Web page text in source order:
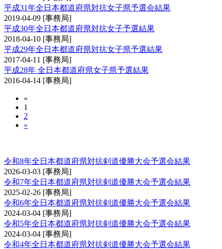
平成31年全日本都道府県対抗女子県予選会結果
2019-04-09 [事務局]
平成30年全日本都道府県対抗女子予選結果
2018-04-10 [事務局]
平成29年全日本都道府県対抗女子県予選結果
2017-04-11 [事務局]
平成28年 全日本都道府県女子県予選結果
2016-04-14 [事務局]
«
1
2
»
令和8年全日本都道府県対抗剣道優勝大会予選会結果
2026-03-03 [事務局]
令和7年全日本都道府県対抗剣道優勝大会予選会結果
2025-02-26 [事務局]
令和6年全日本都道府県対抗剣道優勝大会予選会結果
2024-03-04 [事務局]
令和5年全日本都道府県対抗剣道優勝大会予選会結果
2024-03-04 [事務局]
令和4年全日本都道府県対抗剣道優勝大会予選会結果